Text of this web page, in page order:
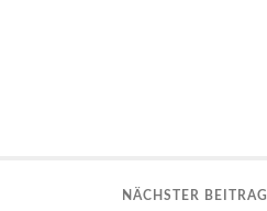
NÄCHSTER BEITRAG